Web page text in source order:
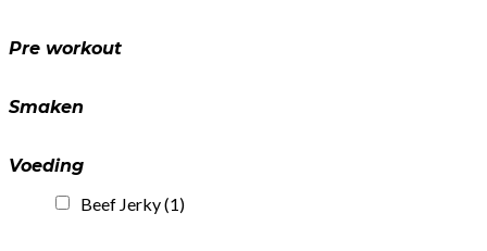
Pre workout
Smaken
Voeding
Beef Jerky(1)